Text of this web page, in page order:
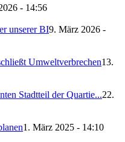
- 14:56
unserer BI9. März 2026 -
Umweltverbrechen13.
Stadtteil der Quartie...22.
1. März 2025 - 14:10